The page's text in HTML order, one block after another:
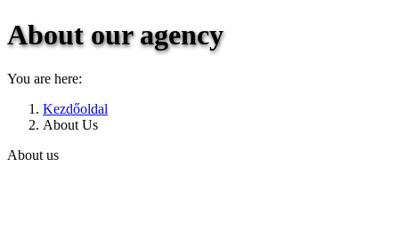
About our agency
You are here:
Kezdőoldal
About Us
About us